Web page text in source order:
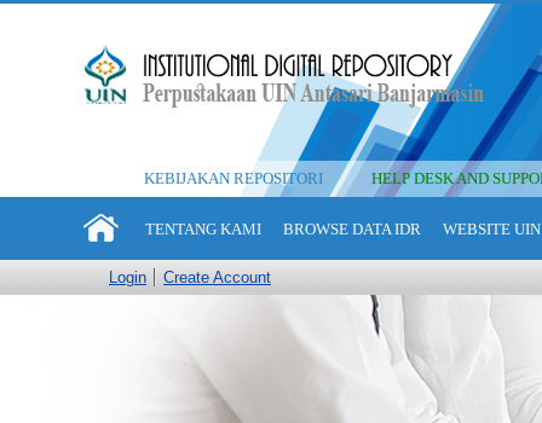
KEBIJAKAN REPOSITORI HELP DESK AND
TENTANG KAMI BROWSE DATA IDR WEBSITE
Login Create Account